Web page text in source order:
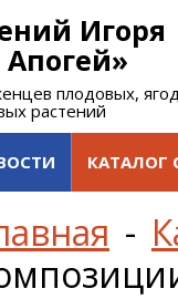
Игоря
плодовых,
растений
КАТАЛОГ
-